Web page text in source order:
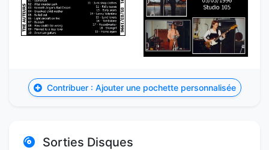
Contribuer : Ajouter une pochette personnalisée
Sorties Disques